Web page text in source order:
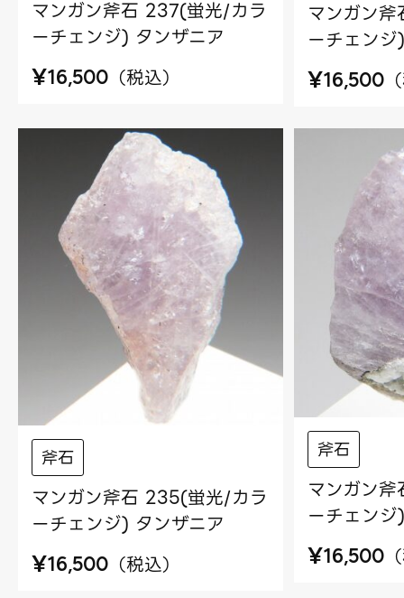
マンガン斧石 237(蛍光/カラ
ーチェンジ) タンザニア
¥16,500 （税込）
マンガン
ーチェン
¥16,500 （
斧石
マンガン斧石 235(蛍光/カラ
ーチェンジ) タンザニア
¥16,500 （税込）
斧石
マンガン
ーチェン
¥16,500 （